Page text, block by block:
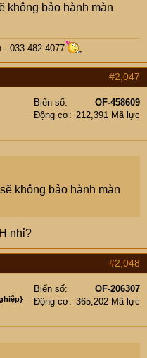
không bảo hành màn
- 033.482.4077
#2,047
Biển số
OF-458609
Động cơ
212,391 Mã lực
không bảo hành màn
nhỉ?
#2,048
Biển số
OF-206307
Động cơ
365,202 Mã lực